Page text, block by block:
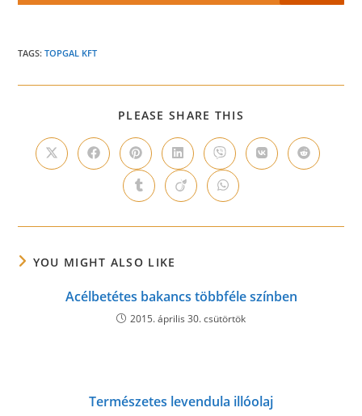
TAGS:TOPGAL KFT
PLEASE SHARE THIS
CONTENT
Opens
in
Opens
in
window
Opens
in
a
new
window
Opens
in
a
new
window
Opens
in
a
new
window
Opens
in
Opens
in
Opens
in
new
Opens
in
new
Opens
in
new
YOU MIGHT ALSO LIKE
Acélbetétes bakancs többféle színben
2015. április 30. csütörtök
Természetes levendula illóolaj